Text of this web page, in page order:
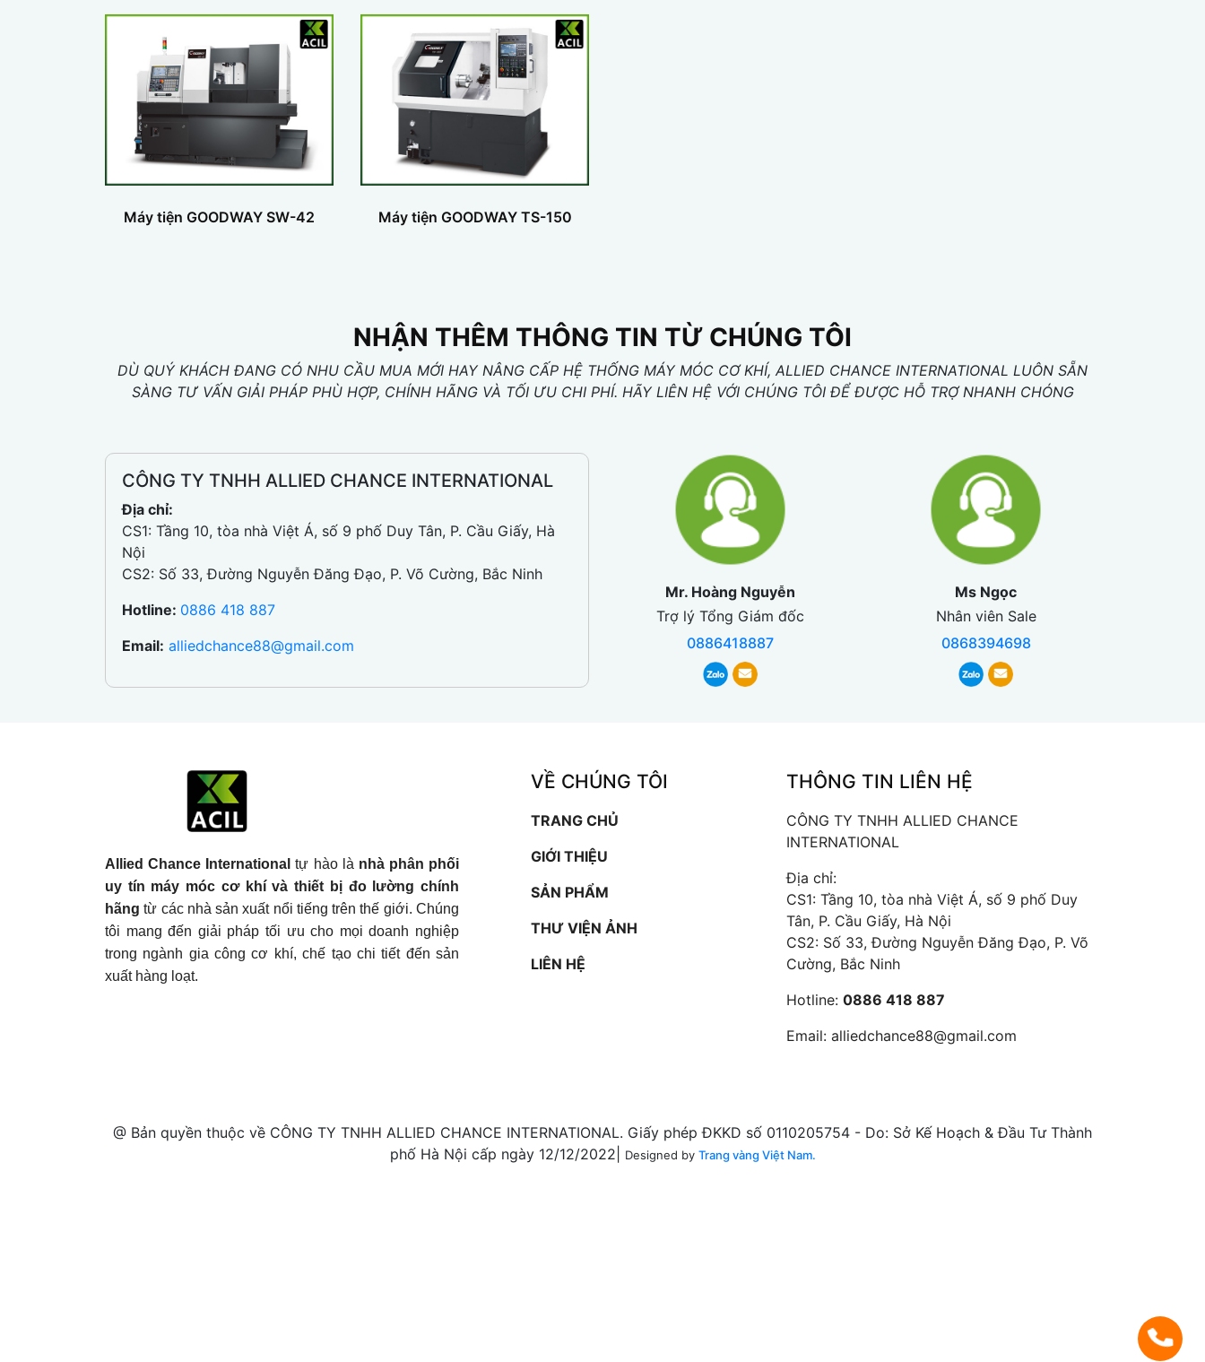
Máy tiện GOODWAY SW-42 Máy tiện GOODWAY TS-150
NHẬN THÊM THÔNG TIN TỪ CHÚNG TÔI
DÙ QUÝ KHÁCH ĐANG CÓ NHU CẦU MUA MỚI HAY NÂNG CẤP HỆ THỐNG MÁY MÓC CƠ KHÍ, ALLIED CHANCE INTERNATIONAL LUÔN SẴN
SÀNG TƯ VẤN GIẢI PHÁP PHÙ HỢP, CHÍNH HÃNG VÀ TỐI ƯU CHI PHÍ. HÃY LIÊN HỆ VỚI CHÚNG TÔI ĐỂ ĐƯỢC HỖ TRỢ NHANH CHÓNG
CÔNG TY TNHH ALLIED CHANCE INTERNATIONAL
Địa chỉ:
CS1: Tầng 10, tòa nhà Việt Á, số 9 phố Duy Tân, P. Cầu Giấy, Hà
Nội
CS2: Số 33, Đường Nguyễn Đăng Đạo, P. Võ Cường, Bắc Ninh
Hotline: 0886 418 887
Email: alliedchance88@gmail.com
Mr. Hoàng Nguyễn
Trợ lý Tổng Giám đốc
0886418887
Ms Ngọc
Nhân viên Sale
0868394698
Allied Chance International tự hào là nhà phân phối
uy tín máy móc cơ khí và thiết bị đo lường chính
hãngtừ các nhà sản xuất nổi tiếng trên thế giới. Chúng
tôi mang đến giải pháp tối ưu cho mọi doanh nghiệp
trong ngành gia công cơ khí, chế tạo chi tiết đến sản
xuất hàng loạt.
VỀ CHÚNG TÔI
TRANG CHỦ
GIỚI THIỆU
SẢN PHẨM
THƯ VIỆN ẢNH
LIÊN HỆ
THÔNG TIN LIÊN HỆ
CÔNG TY TNHH ALLIED CHANCE
INTERNATIONAL
Địa chỉ:
CS1: Tầng 10, tòa nhà Việt Á, số 9 phố Duy
Tân, P. Cầu Giấy, Hà Nội
CS2: Số 33, Đường Nguyễn Đăng Đạo, P. Võ
Cường, Bắc Ninh
Hotline: 0886 418 887
Email: alliedchance88@gmail.com
@ Bản quyền thuộc về CÔNG TY TNHH ALLIED CHANCE INTERNATIONAL. Giấy phép ĐKKD số 0110205754 - Do: Sở Kế Hoạch & Đầu Tư Thành
phố Hà Nội cấp ngày 12/12/2022|
Designed by Trang vàng Việt Nam.